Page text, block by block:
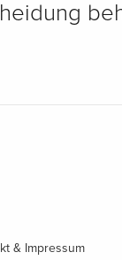
& Impressum